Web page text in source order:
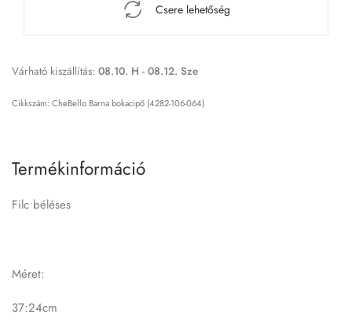
Csere lehetőség
Várható kiszállítás: 08.10. H - 08.12. Sze
CheBello Barna bokacipő (4282-106-064)
Termékinformáció
Filc béléses
Méret:
37:24cm